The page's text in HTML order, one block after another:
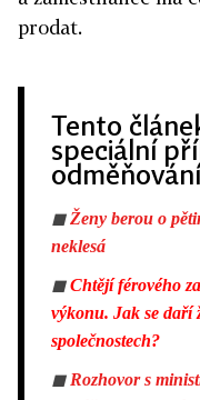
prodat.
Tento
speciální
◼ Ženy berou o
neklesá
◼ Chtějí férového
výkonu. Jak se daří
společnostech?
◼ Rozhovor s